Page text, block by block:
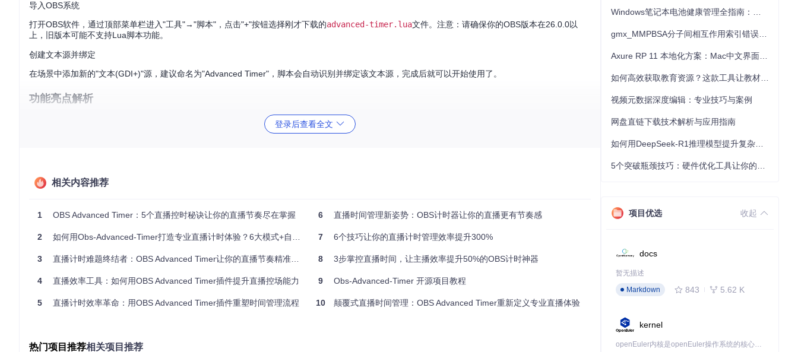
导入OBS系统
打开OBS软件，通过顶部菜单栏进入"工具"→"脚本"，点击"+"按钮选择刚才下载的advanced-timer.lua文件。注意：请确保你的OBS版本在26.0.0以
上，旧版本可能不支持Lua脚本功能。
创建文本源并绑定
在场景中添加新的"文本(GDI+)"源，建议命名为"Advanced Timer"，脚本会自动识别并绑定该文本源，完成后就可以开始使用了。
功能亮点解析
插件支持多种时间格式设置，例如：
%0H:%0m:%0s
- 带前导零的标准时分秒（如02:05:08）
%d天%H时- 长周期倒计时（如3天02时）
实用的热键控制功能
通过设置热键，可以方便地控制计时器的启动、暂停、重置等操作，让主播在直播过程中更加专注。常用热键组合如下：
启动/暂停：Ctrl+Shift+T 或 F9
重置计时：Ctrl+Shift+R 或 F10
登录后查看全文
相关内容推荐
1 OBS Advanced Timer：5个直播控时秘诀让你的直播节奏尽在掌握
2 如何用Obs-Advanced-Timer打造专业直播计时体验？6大模式+自定义全攻略 🕒
3 直播计时难题终结者：OBS Advanced Timer让你的直播节奏精准可控
4 直播效率工具：如何用OBS Advanced Timer插件提升直播控场能力
5 直播计时效率革命：用OBS Advanced Timer插件重塑时间管理流程
6 直播时间管理新姿势：OBS计时器让你的直播更有节奏感
7 6个技巧让你的直播计时管理效率提升300%
8 3步掌控直播时间，让主播效率提升50%的OBS计时神器
9 Obs-Advanced-Timer 开源项目教程
10 颠覆式直播时间管理：OBS Advanced Timer重新定义专业直播体验
热门项目推荐相关项目推荐
视频元数据深度编辑：专业技巧与案例
网盘直链下载技术解析与应用指南
项目优选 收起
docs
暂无描述
Markdown
843 5.62 K
kernel
openEuler内核是openEuler操作系统的核心，既是系统性能与稳定性的基石，也是连接处理器、设备与服务的桥梁。